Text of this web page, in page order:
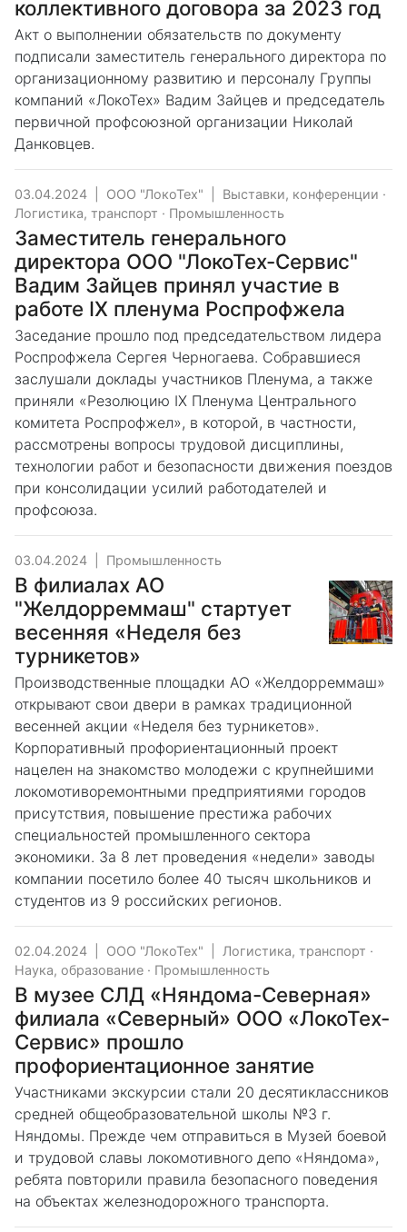
коллективного договора за 2023 год
Акт о выполнении обязательств по документу
подписали заместитель генерального директора по
организационному развитию и персоналу Группы
компаний «ЛокоТех» Вадим Зайцев и председатель
первичной профсоюзной организации Николай
Данковцев.
03.04.2024 ООО "ЛокоТех" Выставки, конференции ·
Логистика, транспорт · Промышленность
Заместитель генерального
директора ООО "ЛокоТех-Сервис"
Вадим Зайцев принял участие в
работе IX пленума Роспрофжела
Заседание прошло под председательством лидера
Роспрофжела Сергея Черногаева. Собравшиеся
заслушали доклады участников Пленума, а также
приняли «Резолюцию IX Пленума Центрального
комитета Роспрофжел», в которой, в частности,
рассмотрены вопросы трудовой дисциплины,
технологии работ и безопасности движения поездов
при консолидации усилий работодателей и
профсоюза.
03.04.2024 Промышленность
В филиалах АО
"Желдорреммаш" стартует
весенняя «Неделя без
турникетов»
Производственные площадки АО «Желдорреммаш»
открывают свои двери в рамках традиционной
весенней акции «Неделя без турникетов».
Корпоративный профориентационный проект
нацелен на знакомство молодежи с крупнейшими
локомотиворемонтными предприятиями городов
присутствия, повышение престижа рабочих
специальностей промышленного сектора
экономики. За 8 лет проведения «недели» заводы
компании посетило более 40 тысяч школьников и
студентов из 9 российских регионов.
02.04.2024 ООО "ЛокоТех" Логистика, транспорт ·
Наука, образование · Промышленность
В музее СЛД «Няндома-Северная»
филиала «Северный» ООО «ЛокоТех-
Сервис» прошло
профориентационное занятие
Участниками экскурсии стали 20 десятиклассников
средней общеобразовательной школы №3 г.
Няндомы. Прежде чем отправиться в Музей боевой
и трудовой славы локомотивного депо «Няндома»,
ребята повторили правила безопасного поведения
на объектах железнодорожного транспорта.